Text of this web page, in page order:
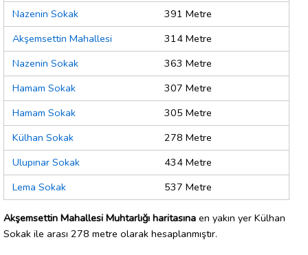
Nazenin Sokak
391 Metre
Akşemsettin Mahallesi
314 Metre
Nazenin Sokak
363 Metre
Hamam Sokak
307 Metre
Hamam Sokak
305 Metre
Külhan Sokak
278 Metre
Ulupınar Sokak
434 Metre
Lema Sokak
537 Metre
Akşemsettin Mahallesi Muhtarlığı haritasına en yakın yer Külhan
Sokak ile arası 278 metre olarak hesaplanmıştır.